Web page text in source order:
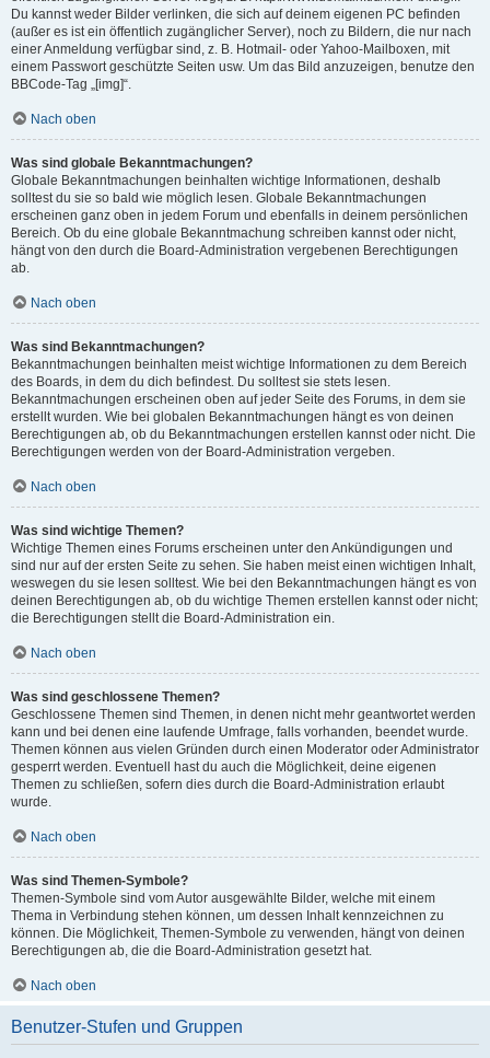
Du kannst weder Bilder verlinken, die sich auf deinem eigenen PC befinden
(außer es ist ein öffentlich zugänglicher Server), noch zu Bildern, die nur nach
einer Anmeldung verfügbar sind, z. B. Hotmail- oder Yahoo-Mailboxen, mit
einem Passwort geschützte Seiten usw. Um das Bild anzuzeigen, benutze den
BBCode-Tag „[img]“.
Nach oben
Was sind globale Bekanntmachungen?
Globale Bekanntmachungen beinhalten wichtige Informationen, deshalb
solltest du sie so bald wie möglich lesen. Globale Bekanntmachungen
erscheinen ganz oben in jedem Forum und ebenfalls in deinem persönlichen
Bereich. Ob du eine globale Bekanntmachung schreiben kannst oder nicht,
hängt von den durch die Board-Administration vergebenen Berechtigungen
ab.
Nach oben
Was sind Bekanntmachungen?
Bekanntmachungen beinhalten meist wichtige Informationen zu dem Bereich
des Boards, in dem du dich befindest. Du solltest sie stets lesen.
Bekanntmachungen erscheinen oben auf jeder Seite des Forums, in dem sie
erstellt wurden. Wie bei globalen Bekanntmachungen hängt es von deinen
Berechtigungen ab, ob du Bekanntmachungen erstellen kannst oder nicht. Die
Berechtigungen werden von der Board-Administration vergeben.
Nach oben
Was sind wichtige Themen?
Wichtige Themen eines Forums erscheinen unter den Ankündigungen und
sind nur auf der ersten Seite zu sehen. Sie haben meist einen wichtigen Inhalt,
weswegen du sie lesen solltest. Wie bei den Bekanntmachungen hängt es von
deinen Berechtigungen ab, ob du wichtige Themen erstellen kannst oder nicht;
die Berechtigungen stellt die Board-Administration ein.
Nach oben
Was sind geschlossene Themen?
Geschlossene Themen sind Themen, in denen nicht mehr geantwortet werden
kann und bei denen eine laufende Umfrage, falls vorhanden, beendet wurde.
Themen können aus vielen Gründen durch einen Moderator oder Administrator
gesperrt werden. Eventuell hast du auch die Möglichkeit, deine eigenen
Themen zu schließen, sofern dies durch die Board-Administration erlaubt
wurde.
Nach oben
Was sind Themen-Symbole?
Themen-Symbole sind vom Autor ausgewählte Bilder, welche mit einem
Thema in Verbindung stehen können, um dessen Inhalt kennzeichnen zu
können. Die Möglichkeit, Themen-Symbole zu verwenden, hängt von deinen
Berechtigungen ab, die die Board-Administration gesetzt hat.
Nach oben
Benutzer-Stufen und Gruppen